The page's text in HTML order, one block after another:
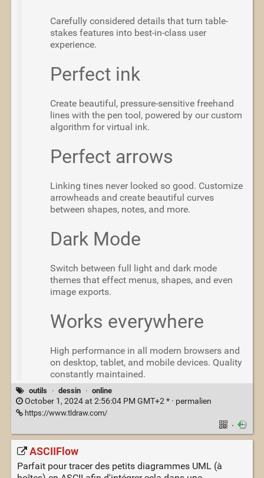
Carefully considered details that turn table-
stakes features into best-in-class user
experience.
Perfect ink
Create beautiful, pressure-sensitive freehand
lines with the pen tool, powered by our custom
algorithm for virtual ink.
Perfect arrows
Linking tines never looked so good. Customize
arrowheads and create beautiful curves
between shapes, notes, and more.
Dark Mode
Switch between full light and dark mode
themes that effect menus, shapes, and even
image exports.
Works everywhere
High performance in all modern browsers and
on desktop, tablet, and mobile devices. Quality
constantly maintained.
outils · dessin · online
October 1, 2024 at 2:56:04 PM GMT+2 * · permalien
https://www.tldraw.com/
·
ASCIIFlow
Parfait pour tracer des petits diagrammes UML (à